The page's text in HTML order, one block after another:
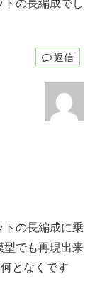
の長編成でし
返信
トの長編成に乗
型でも再現出来
となくです